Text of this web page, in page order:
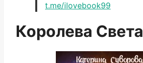
t.me/ilovebook99
Королева Света